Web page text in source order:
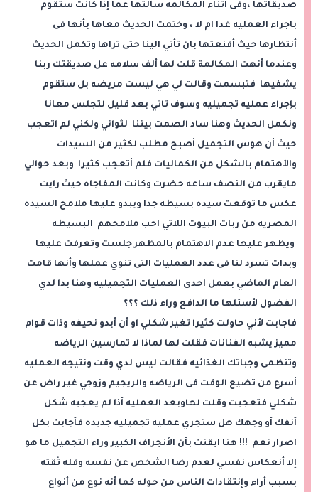
صديقاتها ،وفى أثناء المكالمه سألتها عما إذا كانت ستقوم
باجراء العمليه غدا ام لا ، وختمت الحديث معاها بأنها فى
أنتظارها حيث أقنعتها بان تأتي الينا حتى تراها وتكمل الحديث
وعندما أنهت المكالمة قلت لها ألف سلامه عل صديقتك ربنا
يشفيها فتبسمت وقالت لي هي ليست مريضه بل ستقوم
بإجراء عمليه تجميليه وسوف تاتي بعد قليل لتجلس معانا
ونكمل الحديث وهنا ساد الصمت بيننا لثواني ولكني لم اتعجب
حيث أن هوس التجميل أصبح مطلب لكثير من السيدات
والأهتمام بالشكل من الكماليات فلم أتعجب كثيرا وبعد حوالي
مايقرب من النصف ساعه حضرت وكانت المفاجاه حيث رايت
عكس ما توقعت سيده بسيطه جدا ويبدو عليها ملامح السيده
المصريه من ربات البيوت اللاتي احب ملامحهم البسيطه
ويظهر عليها عدم الاهتمام بالمظهر جلست وتعرفت عليها
وبدات تسرد لنا فى عدد العمليات التى تنوي عملها وأنها قامت
العام الماضي بعمل احدى العمليات التجميليه وهنا بدا لدي
الفضول لأسئلها ما الدافع وراء ذلك ؟؟؟
فاجابت لأني حاولت كثيرا تغير شكلي او أن أبدو نحيفه وذات قوام
مميز يشبه الفنانات فقلت لها لماذا لا تمارسين الرياضه
وتنظمى وجباتك الغذائيه فقالت ليس لدي وقت ونتيجه العمليه
أسرع من تضيع الوقت فى الرياضه والريجيم وزوجي غير راض عن
شكلي فتعجبت وقلت لهاوبعد العمليه أذا لم يعجبه شكل
أنفك أو وجهك هل ستجري عمليه تجميليه جديده فأجابت بكل
اصرار نعم !!! هنا ايقنت بأن الأنجراف الكبير وراء التجميل ما هو
إلا أنعكاس نفسي لعدم رضا الشخص عن نفسه وقله ثقته
بسبب أراء وإنتقادات الناس من حوله كما أنه نوع من أنواع